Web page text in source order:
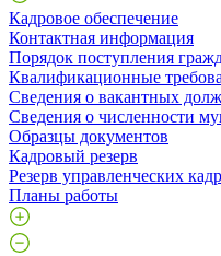
Кадровое обеспечение
Контактная информация
Порядок поступления
Квалификационные
Сведения о вакантных
Сведения о численности
Образцы документов
Кадровый резерв
Резерв управленческих
Планы работы